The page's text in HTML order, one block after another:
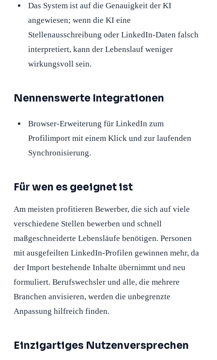
Das System ist auf die Genauigkeit der KI
angewiesen; wenn die KI eine
Stellenausschreibung oder LinkedIn-Daten falsch
interpretiert, kann der Lebenslauf weniger
wirkungsvoll sein.
Nennenswerte Integrationen
Browser-Erweiterung für LinkedIn zum
Profilimport mit einem Klick und zur laufenden
Synchronisierung.
Für wen es geeignet ist
Am meisten profitieren Bewerber, die sich auf viele
verschiedene Stellen bewerben und schnell
maßgeschneiderte Lebensläufe benötigen. Personen
mit ausgefeilten LinkedIn-Profilen gewinnen mehr, da
der Import bestehende Inhalte übernimmt und neu
formuliert. Berufswechsler und alle, die mehrere
Branchen anvisieren, werden die unbegrenzte
Anpassung hilfreich finden.
Einzigartiges Nutzenversprechen